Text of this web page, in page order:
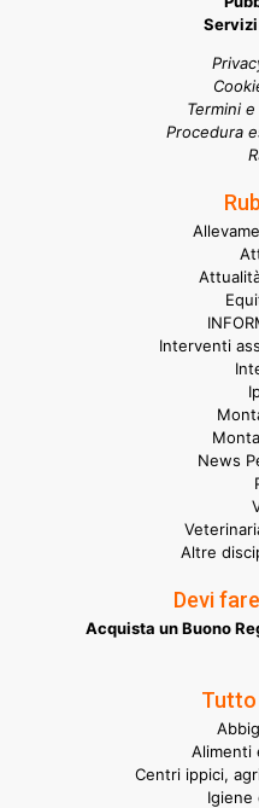
Termini
Procedura
Interventi
News
Altre
Devi
Acquista un Buono
Tutto
Alimenti
Centri ippici,
Igiene